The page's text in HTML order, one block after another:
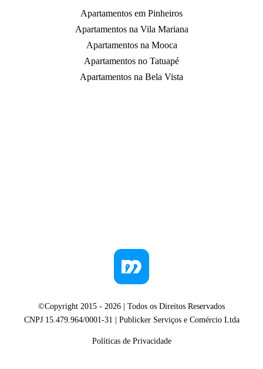
Apartamentos em Pinheiros
Apartamentos na Vila Mariana
Apartamentos na Mooca
Apartamentos no Tatuapé
Apartamentos na Bela Vista
©Copyright 2015 - 2026 | Todos os Direitos Reservados
CNPJ 15.479.964/0001-31 | Publicker Serviços e Comércio Ltda
Políticas de Privacidade